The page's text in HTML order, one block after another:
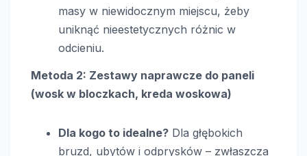
masy w niewidocznym miejscu, żeby
uniknąć nieestetycznych różnic w
odcieniu.
Metoda 2: Zestawy naprawcze do paneli
(wosk w bloczkach, kreda woskowa)
Dla kogo to idealne? Dla głębokich
bruzd, ubytów i odprysków – zwłaszcza